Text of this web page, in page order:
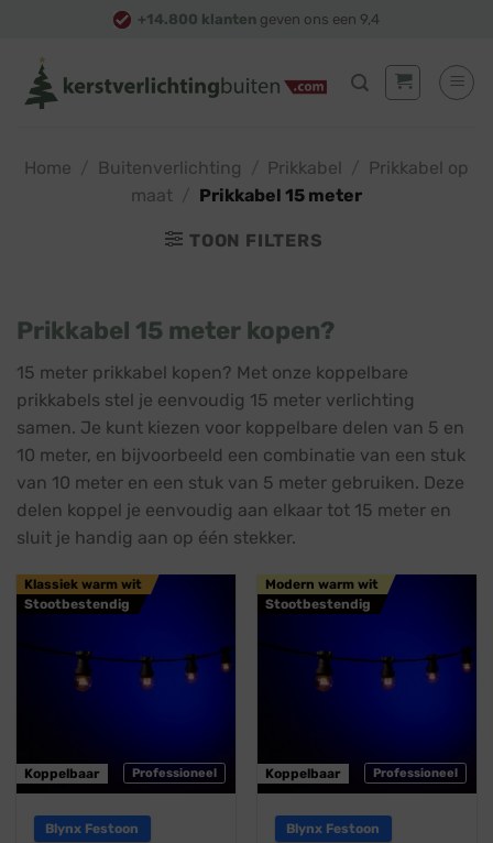
content
+14.800 klanten geven ons een 9,4
Home Buitenverlichting Prikkabel
Prikkabel op
maat
Prikkabel 15 meter
TOON FILTERS
Prikkabel 15 meter kopen?
15 meter prikkabel kopen? Met onze koppelbare
prikkabels stel je eenvoudig 15 meter verlichting
samen. Je kunt kiezen voor koppelbare delen van 5 en
10 meter, en bijvoorbeeld een combinatie van een stuk
van 10 meter en een stuk van 5 meter gebruiken. Deze
delen koppel je eenvoudig aan elkaar tot 15 meter en
sluit je handig aan op één stekker.
Professioneel
Klassiek warm wit
Stootbestendig
Koppelbaar
Blynx Festoon
Professioneel
Modern warm wit
Stootbestendig
Koppelbaar
Blynx Festoon